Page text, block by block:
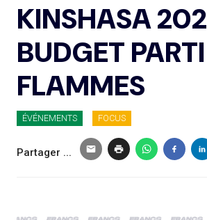
KINSHASA
BUDGET
FLAMMES
ÉVÉNEMENTS FOCUS
Partager ...